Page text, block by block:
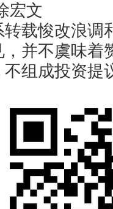
文
载悛改浪调
并不虞味着
组成投资提